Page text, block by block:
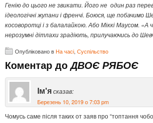
Генію до цього не звикати. Його не один раз
ідеологічні жупани і френчі. Боюся, ще побачимо
косоворотці і з балалайкою. Або Міккі Маусом.
нерозумні дітлахи зрадіють, прилучаючись до
Опубліковано вНа часі, Суспільство
Коментар доДВОЄ РЯБОЄ
Ім'ясказав:
Березень 10, 2019 о 7:03 pm
Чомусь саме після таких от заяв про “топтання